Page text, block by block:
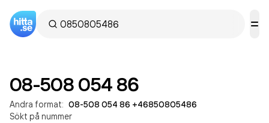
08-508 054 86
Andra format: 08-508 054 86 +46850805486
Sökt på nummer